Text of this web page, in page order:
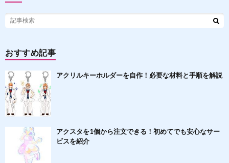
おすすめ記事
アクリルキーホルダーを自作！必要な材料と手順を解説
アクスタを1個から注文できる！初めてでも安心なサー
ビスを紹介